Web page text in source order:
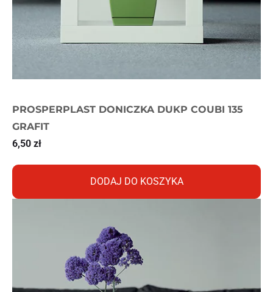
PROSPERPLAST DONICZKA DUKP COUBI 135
GRAFIT
6,50 zł
DODAJ DO KOSZYKA